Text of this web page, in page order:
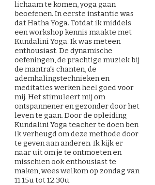
lichaam te komen, yoga gaan
beoefenen. In eerste instantie was
dat Hatha Yoga. Totdat ik middels
een workshop kennis maakte met
Kundalini Yoga. Ik was meteen
enthousiast. De dynamische
oefeningen, de prachtige muziek bij
de mantra’s chanten, de
ademhalingstechnieken en
meditaties werken heel goed voor
mij. Het stimuleert mij om
ontspannener en gezonder door het
leven te gaan. Door de opleiding
Kundalini Yoga teacher te doen ben
ik verheugd om deze methode door
te geven aan anderen. Ik kijk er
naar uit om je te ontmoeten en
misschien ook enthousiast te
maken, wees welkom op zondag van
11.15u tot 12.30u.